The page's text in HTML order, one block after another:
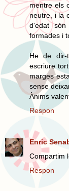
mentre els
neutre, i la
d'edat
formades i
He de dir-
escriure
marges
sense
Ànims
Respon
Enric
Compartim
Respon